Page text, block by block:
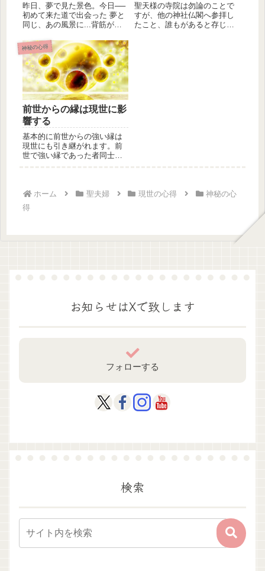
昨日、夢で見た景色。今日──
初めて来た道で出会った 夢と
同じ、あの風景に...背筋がゾ
聖天様の寺院は勿論のことで
すが、他の神社仏閣へ参拝し
たこと、誰もがあると存じま
神秘の心得
前世からの縁は現世に影
響する
基本的に前世からの強い縁は
現世にも引き継がれます。前
世で強い縁であった者同士
ホーム 聖夫婦 現世の心得
神秘の心
得
お知らせはXで致します
フォローする
検索